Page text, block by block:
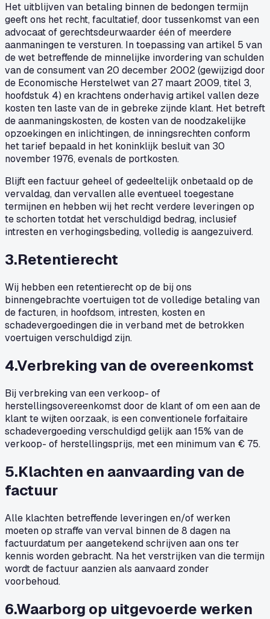
Het uitblijven van betaling binnen de bedongen termijn
geeft ons het recht, facultatief, door tussenkomst van een
advocaat of gerechtsdeurwaarder één of meerdere
aanmaningen te versturen. In toepassing van artikel 5 van
de wet betreffende de minnelijke invordering van schulden
van de consument van 20 december 2002 (gewijzigd door
de Economische Herstelwet van 27 maart 2009, titel 3,
hoofdstuk 4) en krachtens onderhavig artikel vallen deze
kosten ten laste van de in gebreke zijnde klant. Het betreft
de aanmaningskosten, de kosten van de noodzakelijke
opzoekingen en inlichtingen, de inningsrechten conform
het tarief bepaald in het koninklijk besluit van 30
november 1976, evenals de portkosten.
Blijft een factuur geheel of gedeeltelijk onbetaald op de
vervaldag, dan vervallen alle eventueel toegestane
termijnen en hebben wij het recht verdere leveringen op
te schorten totdat het verschuldigd bedrag, inclusief
intresten en verhogingsbeding, volledig is aangezuiverd.
3.Retentierecht
Wij hebben een retentierecht op de bij ons
binnengebrachte voertuigen tot de volledige betaling van
de facturen, in hoofdsom, intresten, kosten en
schadevergoedingen die in verband met de betrokken
voertuigen verschuldigd zijn.
4.Verbreking van de overeenkomst
Bij verbreking van een verkoop- of
herstellingsovereenkomst door de klant of om een aan de
klant te wijten oorzaak, is een conventionele forfaitaire
schadevergoeding verschuldigd gelijk aan 15% van de
verkoop- of herstellingsprijs, met een minimum van € 75.
5.Klachten en aanvaarding van de
factuur
Alle klachten betreffende leveringen en/of werken
moeten op straffe van verval binnen de 8 dagen na
factuurdatum per aangetekend schrijven aan ons ter
kennis worden gebracht. Na het verstrijken van die termijn
wordt de factuur aanzien als aanvaard zonder
voorbehoud.
6.Waarborg op uitgevoerde werken